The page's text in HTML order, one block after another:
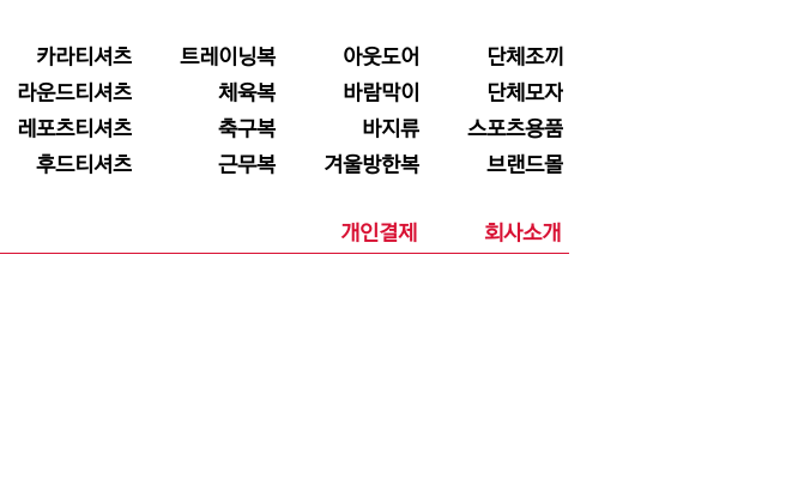
카라티셔츠 트레이닝복 아웃도어
단체조끼
라운드티셔츠
체육복 바람막이
단체모자
레포츠티셔츠
축구복 바지류
스포츠용품
후드티셔츠
근무복 겨울방한복 브랜드몰
개인결제 회사소개